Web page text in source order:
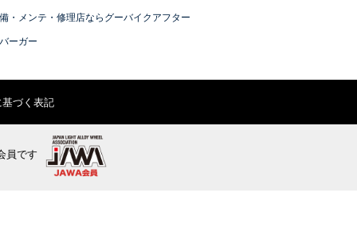
・メンテ・修理店ならグーバイクアフター
ーガー
づく表記
員です